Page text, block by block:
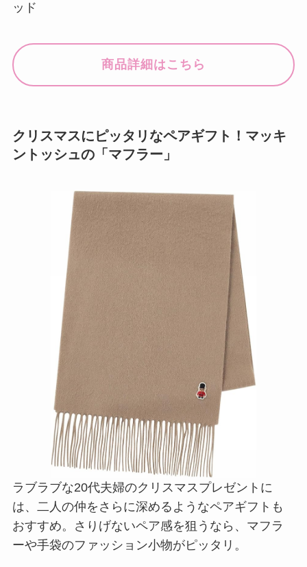
ッド
商品詳細はこちら
クリスマスにピッタリなペアギフト！マッキ
ントッシュの「マフラー」
ラブラブな20代夫婦のクリスマスプレゼントに
は、二人の仲をさらに深めるようなペアギフトも
おすすめ。さりげないペア感を狙うなら、マフラ
ーや手袋のファッション小物がピッタリ。